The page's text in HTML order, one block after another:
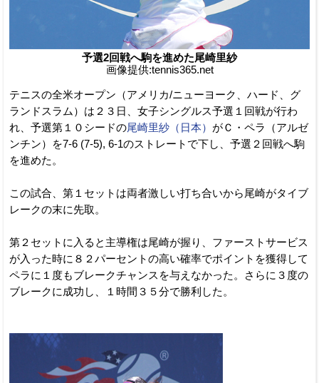
予選2回戦へ駒を進めた尾崎里紗
画像提供:tennis365.net
テニスの全米オープン（アメリカ/ニューヨーク、ハード、グ
ランドスラム）は２３日、女子シングルス予選１回戦が行わ
れ、予選第１０シードの尾崎里紗（日本） がＣ・ペラ（アルゼ
ンチン）を7-6 (7-5), 6-1のストレートで下し、予選２回戦へ駒
を進めた。
この試合、第１セットは両者激しい打ち合いから尾崎がタイブ
レークの末に先取。
第２セットに入ると主導権は尾崎が握り、ファーストサービス
が入った時に８２パーセントの高い確率でポイントを獲得して
ペラに１度もブレークチャンスを与えなかった。さらに３度の
ブレークに成功し、１時間３５分で勝利した。